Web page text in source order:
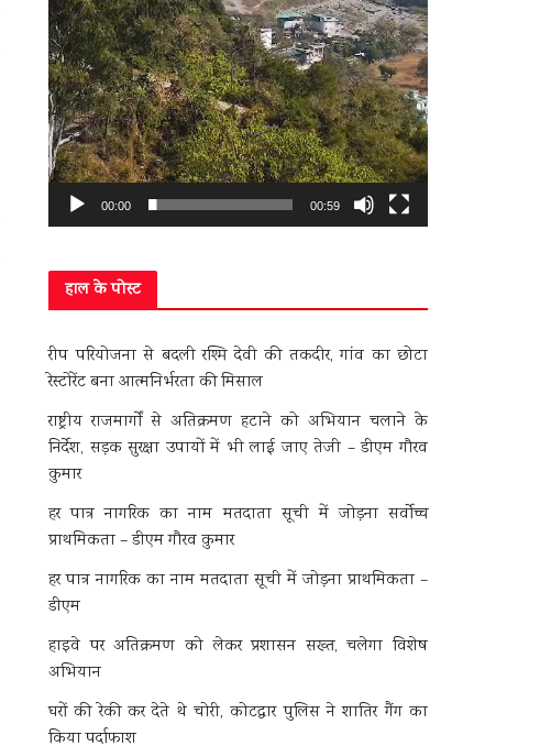
00:00 00:59
हाल के पोस्ट
रीप परियोजना से बदली रश्मि देवी की तकदीर, गांव का छोटा
रेस्टोरेंट बना आत्मनिर्भरता की मिसाल
राष्ट्रीय राजमार्गों से अतिक्रमण हटाने को अभियान चलाने के
निर्देश, सड़क सुरक्षा उपायों में भी लाई जाए तेजी – डीएम गौरव
कुमार
हर पात्र नागरिक का नाम मतदाता सूची में जोड़ना सर्वोच्च
प्राथमिकता – डीएम गौरव कुमार
हर पात्र नागरिक का नाम मतदाता सूची में जोड़ना प्राथमिकता –
डीएम
हाइवे पर अतिक्रमण को लेकर प्रशासन सख्त, चलेगा विशेष
अभियान
घरों की रेकी कर देते थे चोरी, कोटद्वार पुलिस ने शातिर गैंग का
किया पर्दाफाश